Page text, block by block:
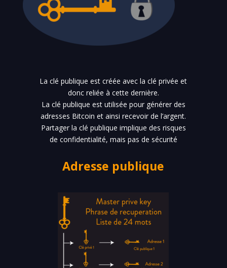
La clé publique est créée avec la clé privée et
donc reliée à cette dernière.
La clé publique est utilisée pour générer des
adresses Bitcoin et ainsi recevoir de l’argent.
Partager la clé publique implique des risques
de confidentialité, mais pas de sécurité
Adresse publique